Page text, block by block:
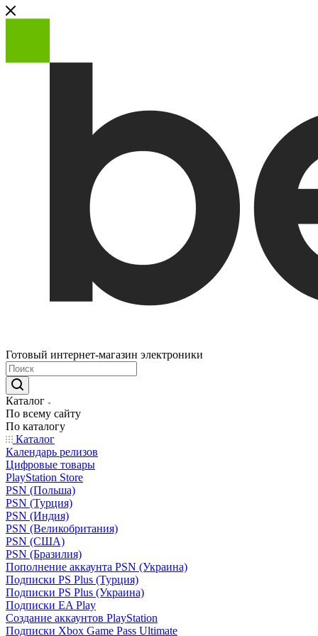
Готовый интернет-магазин электроники
Каталог
По всему сайту
По каталогу
Каталог
Календарь релизов
Цифровые товары
PlayStation Store
PSN (Польша)
PSN (Турция)
PSN (Индия)
PSN (Великобритания)
PSN (США)
PSN (Бразилия)
Пополнение аккаунта PSN (Украина)
Подписки PS Plus (Турция)
Подписки PS Plus (Украина)
Подписки EA Play
Создание аккаунтов PlayStation
Подписки Xbox Game Pass Ultimate